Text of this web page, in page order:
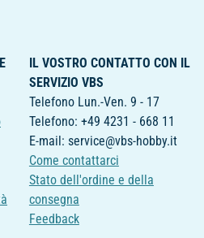
IL VOSTRO CONTATTO CON IL
SERVIZIO VBS
Telefono Lun.-Ven. 9 - 17
Telefono: +49 4231 - 668 11
E-mail: service@vbs-hobby.it
Come contattarci
Stato dell'ordine e della
consegna
Feedback